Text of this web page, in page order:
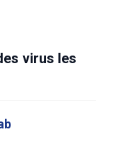
virus les